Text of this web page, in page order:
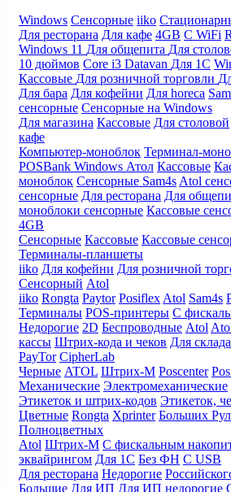
Windows Сенсорные iiko
Для ресторана Для кафе 4GB С WiFi
Windows 11 Для общепита Для
10 дюймов Core i3 Datavan Для 1С
Кассовые Для розничной торговли
Для бара Для кофейни Для horeca
сенсорные Сенсорные на Windows
Для магазина Кассовые Для столовой
кафе
Компьютер-моноблок Терминал-
POSBank Windows Атол Кассовые
моноблок Сенсорные Sam4s Atol
сенсорные Для ресторана Для
моноблоки сенсорные Кассовые
4GB
Сенсорные Кассовые Кассовые
Терминалы-планшеты
iiko Для кофейни Для розничной
Сенсорный Atol
iiko Rongta Paytor Posiflex Atol Sam4s
Терминалы POS-принтеры С
Недорогие 2D Беспроводные Atol
кассы Штрих-кода и чеков Для
PayTor CipherLab
Черные ATOL Штрих-М Poscenter
Механические Электромеханические
Этикеток и штрих-кодов Этикеток,
Цветные Rongta Xprinter Больших
Полноцветных
Atol Штрих-М С фискальным
эквайрингом Для 1С Без ФН С USB
Для ресторана Недорогие
Большие Для ИП Для ИП недорогие